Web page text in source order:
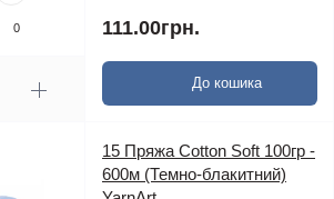
0 111.00грн.
До кошика
15 Пряжа Cotton Soft 100гр -
600м (Темно-блакитний)